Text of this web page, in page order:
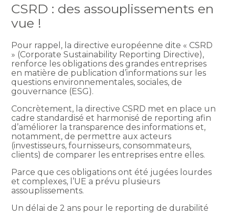
CSRD : des assouplissements en
vue !
Pour rappel, la directive européenne dite « CSRD
» (Corporate Sustainability Reporting Directive),
renforce les obligations des grandes entreprises
en matière de publication d’informations sur les
questions environnementales, sociales, de
gouvernance (ESG).
Concrètement, la directive CSRD met en place un
cadre standardisé et harmonisé de reporting afin
d’améliorer la transparence des informations et,
notamment, de permettre aux acteurs
(investisseurs, fournisseurs, consommateurs,
clients) de comparer les entreprises entre elles.
Parce que ces obligations ont été jugées lourdes
et complexes, l’UE a prévu plusieurs
assouplissements.
Un délai de 2 ans pour le reporting de durabilité